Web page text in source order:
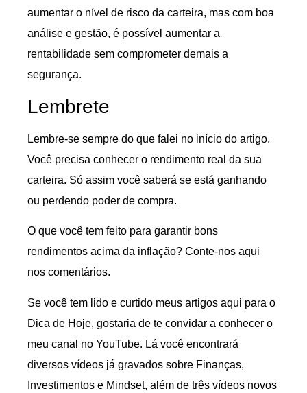
aumentar o nível de risco da carteira, mas com boa
análise e gestão, é possível aumentar a
rentabilidade sem comprometer demais a
segurança.
Lembrete
Lembre-se sempre do que falei no início do artigo.
Você precisa conhecer o rendimento real da sua
carteira. Só assim você saberá se está ganhando
ou perdendo poder de compra.
O que você tem feito para garantir bons
rendimentos acima da inflação? Conte-nos aqui
nos comentários.
Se você tem lido e curtido meus artigos aqui para o
Dica de Hoje, gostaria de te convidar a conhecer o
meu canal no YouTube. Lá você encontrará
diversos vídeos já gravados sobre Finanças,
Investimentos e Mindset, além de três vídeos novos